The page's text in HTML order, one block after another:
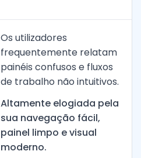
Os utilizadores
frequentemente relatam
painéis confusos e fluxos
de trabalho não intuitivos.
Altamente elogiada pela
sua navegação fácil,
painel limpo e visual
moderno.